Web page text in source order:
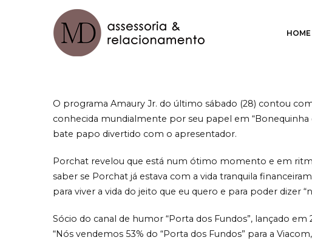
MD –
HOME
O programa Amaury Jr. do último sábado (28) contou
conhecida mundialmente por seu papel em
bate papo divertido com o apresentador.
Porchat revelou que está num ótimo momento e em
saber se Porchat já estava com a vida tranquila
para viver a vida do jeito que eu quero e para poder dizer
Sócio do canal de humor “Porta dos Fundos”, lançado
“Nós vendemos 53% do “Porta dos Fundos” para a